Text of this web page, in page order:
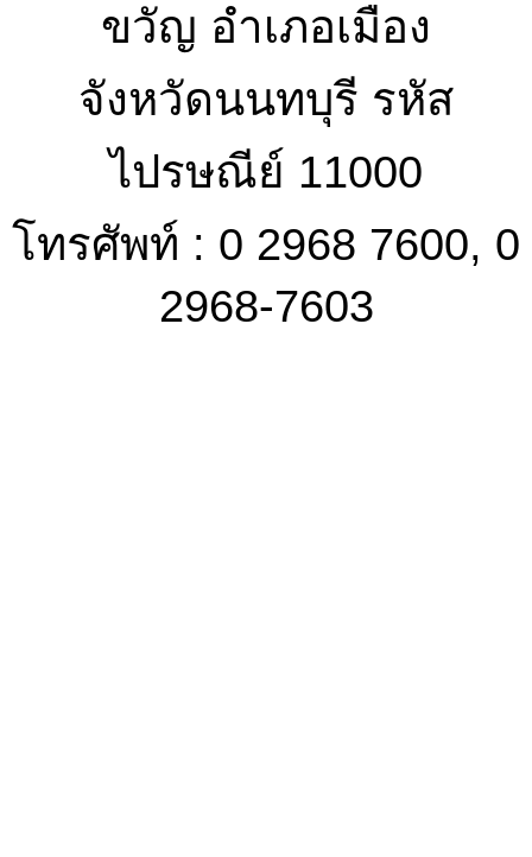
ขวัญ อำเภอเมือง
จังหวัดนนทบุรี รหัส
ไปรษณีย์ 11000
โทรศัพท์ : 0 2968 7600, 0
2968-7603